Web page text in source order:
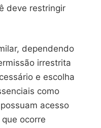
deve restringir
dependendo
irrestrita
e escolha
como
acesso
ocorre